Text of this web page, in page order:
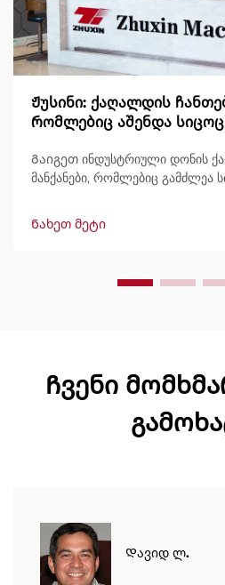
Ჟუსინი: ქაღალდის
რომლებიც აშენდა
Გაიგეთ ინდუსტრიული დონის
მანქანები, რომლებიც გამძლეა
მსოფლიოში ნდობით
მარტივად მართვის და
Ნახეთ მეტი
Ჩვენი
Დავიდ ლ.